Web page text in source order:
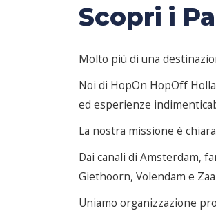
Scopri i
Molto più di una
Noi di HopOn HopOff
ed esperienze
La nostra missione è
Dai canali di Amsterdam,
Giethoorn, Volendam e
Uniamo organizzazione